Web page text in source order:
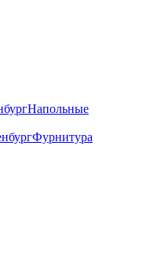
Напольные
Фурнитура